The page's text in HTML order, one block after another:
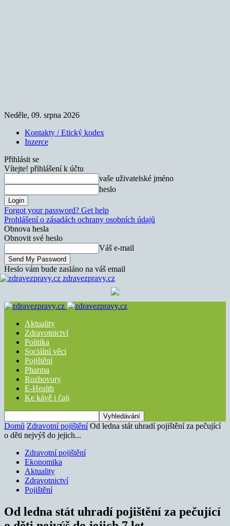
Neděle, 09. srpna 2026
Kontakty / Etický kodex
Inzerce
Přihlásit se
Vítejte! přihlášení k účtu
vaše uživatelské jméno
heslo
Forgot your password? Get help
Prohlášení o zásadách ochrany osobních údajů
Obnova hesla
Obnovit své heslo
Váš e-mail
Heslo vám bude zasláno na váš email
zdravezpravy.cz
Aktuality
Zdravotnictví
Politika
Sociální věci
Pojištění
Pharma
Rozhovory
E-Health
Ke kávě i čaji
Domů Zdravotní pojištění Od ledna stát uhradí pojištění za pečující
o děti nejvýš do jejich...
Zdravotní pojištění
Ekonomika
Aktuality
Zdravotnictví
Pojištění
Od ledna stát uhradí pojištění za pečující